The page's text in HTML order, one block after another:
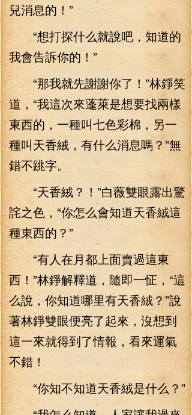
兒消息的！”
“想打探什么就說吧，知道的
我會告訴你的！”
“那我就先謝謝你了！”林錚笑
道，“我這次來蓬萊是想要找兩樣
東西的，一種叫七色彩棉，另一
種叫天香絨，有什么消息嗎？”無
錯不跳字。
“天香絨？！”白薇雙眼露出驚
詫之色，“你怎么會知道天香絨這
種東西的？”
“有人在月都上面賣過這東
西！”林錚解釋道，隨即一怔，“這
么說，你知道哪里有天香絨？”說
著林錚雙眼便亮了起來，沒想到
這一來就得到了情報，看來運氣
不錯！
“你知不知道天香絨是什么？”